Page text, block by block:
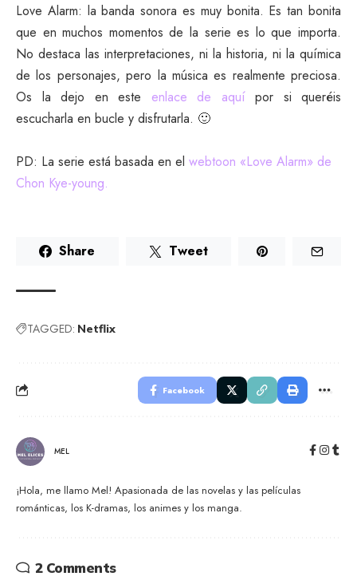
Love Alarm: la banda sonora es muy bonita. Es tan bonita
que en muchos momentos de la serie es lo que importa.
No destaca las interpretaciones, ni la historia, ni la química
de los personajes, pero la música es realmente preciosa.
Os la dejo en este enlace de aquípor si queréis
escucharla en bucle y disfrutarla. 🙂
PD: La serie está basada en el webtoon «Love Alarm» de
Chon Kye-young.
Share Tweet
TAGGED: Netflix
Facebook
MEL
¡Hola, me llamo Mel! Apasionada de las novelas y las películas
románticas, los K-dramas, los animes y los manga.
2 Comments